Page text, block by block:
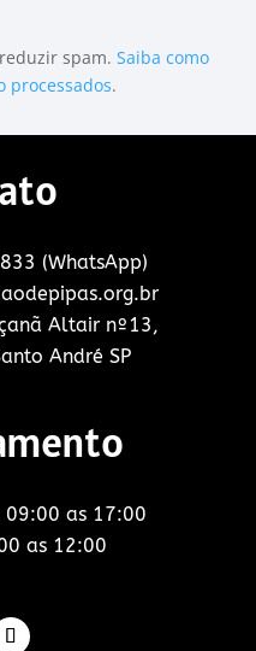
spam. Saiba como
processados.
(WhatsApp)
Altair nº13,
André SP
09:00 as 17:00
as 12:00